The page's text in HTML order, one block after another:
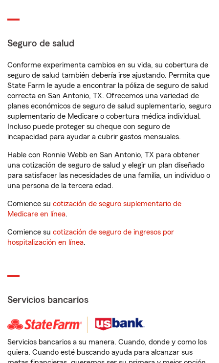
Seguro de salud
Conforme experimenta cambios en su vida, su cobertura de
seguro de salud también debería irse ajustando. Permita que
State Farm le ayude a encontrar la póliza de seguro de salud
correcta en San Antonio, TX. Ofrecemos una variedad de
planes económicos de seguro de salud suplementario, seguro
suplementario de Medicare o cobertura médica individual.
Incluso puede proteger su cheque con seguro de
incapacidad para ayudar a cubrir gastos mensuales.
Hable con Ronnie Webb en San Antonio, TX para obtener
una cotización de seguro de salud y elegir un plan diseñado
para satisfacer las necesidades de una familia, un individuo o
una persona de la tercera edad.
Comience su cotización de seguro suplementario de
Medicare en línea.
Comience su cotización de seguro de ingresos por
hospitalización en línea.
Servicios bancarios
Servicios bancarios a su manera. Cuando, donde y como los
quiera. Cuando esté buscando ayuda para alcanzar sus